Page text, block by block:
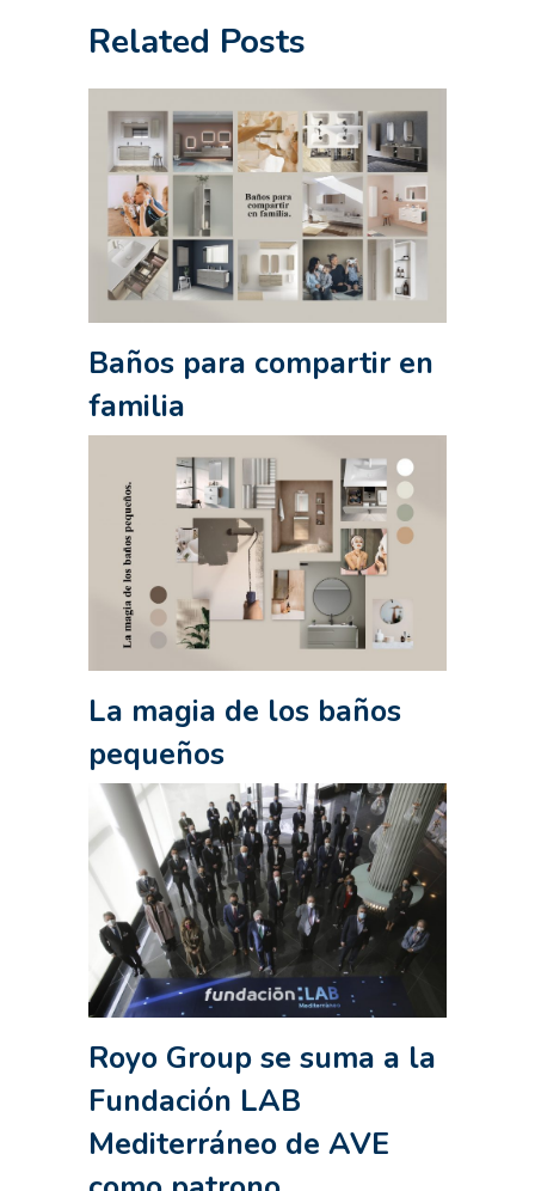
Related Posts
Baños para compartir en
familia
La magia de los baños
pequeños
Royo Group se suma a la
Fundación LAB
Mediterráneo de AVE